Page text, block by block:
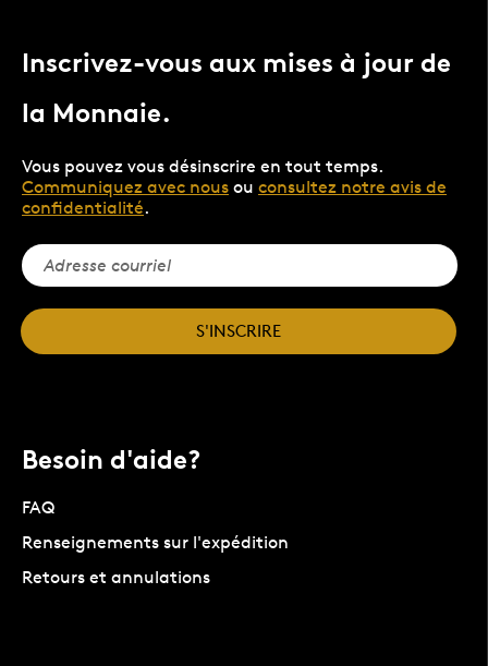
Inscrivez-vous aux mises à jour de
la Monnaie.
Vous pouvez vous désinscrire en tout temps.
Communiquez avec nous ou consultez notre avis de
confidentialité.
S'INSCRIRE
Besoin d'aide?
FAQ
Renseignements sur l'expédition
Retours et annulations